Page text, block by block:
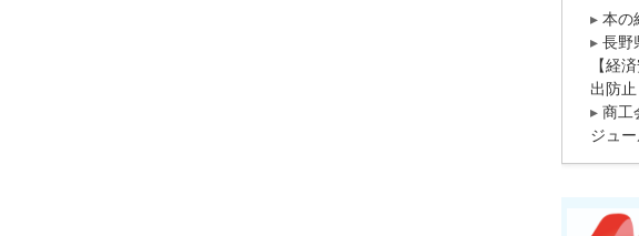
▸ 本の
▸ 長野
【経
出防止
▸ 商工
ジュ